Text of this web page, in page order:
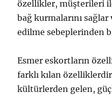
özellikler, müşterileri
bağ kurmalarını
edilme sebeplerinden
Esmer eskortların
farklı kılan
kültürlerden gelen,